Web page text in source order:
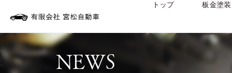
トップ 板金塗